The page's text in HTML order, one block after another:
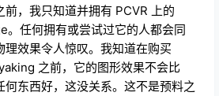
前，我只知道并拥有 PCVR 上的
。任何拥有或尝试过它的人都会同
理效果令人惊叹。我知道在购买
之前，它的图形效果不会比
何东西好，这没关系。这不是预料之